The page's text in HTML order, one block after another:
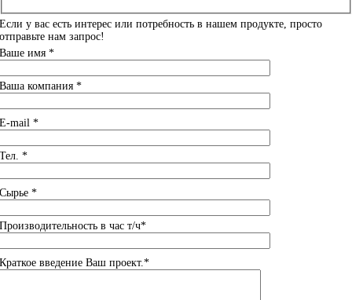
Если у вас есть интерес или потребность в нашем продукте, просто
отправьте нам запрос!
Ваше имя *
Ваша компания *
E-mail *
Тел. *
Сырье *
Производительность в час т/ч*
Краткое введение Ваш проект.*